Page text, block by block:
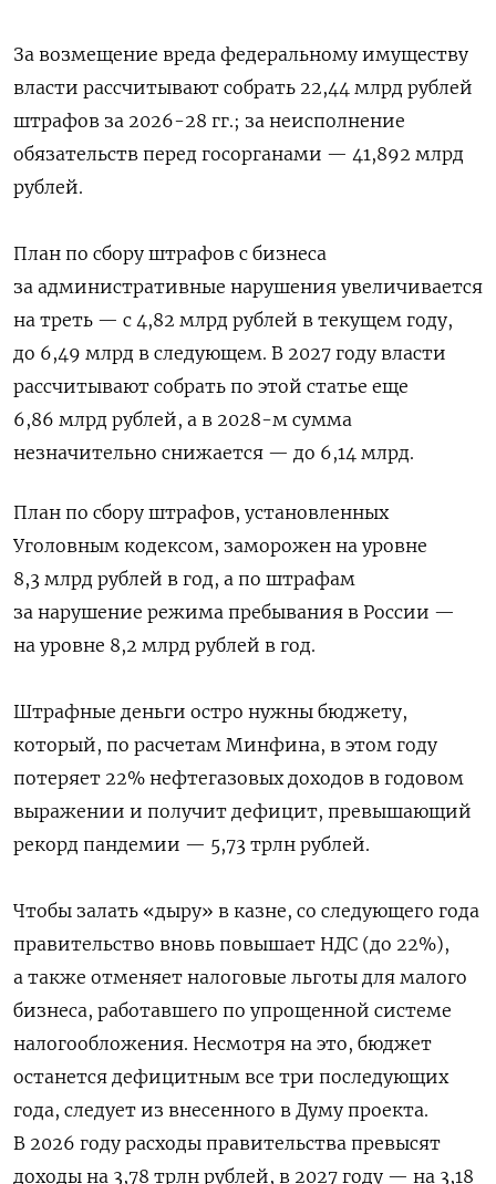
За возмещение вреда федеральному имуществу
власти рассчитывают собрать 22,44 млрд рублей
штрафов за 2026-28 гг.; за неисполнение
обязательств перед госорганами — 41,892 млрд
рублей.
План по сбору штрафов с бизнеса
за административные нарушения увеличивается
на треть — с 4,82 млрд рублей в текущем году,
до 6,49 млрд в следующем. В 2027 году власти
рассчитывают собрать по этой статье еще
6,86 млрд рублей, а в 2028-м сумма
незначительно снижается — до 6,14 млрд.
План по сбору штрафов, установленных
Уголовным кодексом, заморожен на уровне
8,3 млрд рублей в год, а по штрафам
за нарушение режима пребывания в России —
на уровне 8,2 млрд рублей в год.
Штрафные деньги остро нужны бюджету,
который, по расчетам Минфина, в этом году
потеряет 22% нефтегазовых доходов в годовом
выражении и получит дефицит, превышающий
рекорд пандемии — 5,73 трлн рублей.
Чтобы залать «дыру» в казне, со следующего года
правительство вновь повышает НДС (до 22%),
а также отменяет налоговые льготы для малого
бизнеса, работавшего по упрощенной системе
налогообложения. Несмотря на это, бюджет
останется дефицитным все три последующих
года, следует из внесенного в Думу проекта.
В 2026 году расходы правительства превысят
доходы на 3,78 трлн рублей, в 2027 году — на 3,18